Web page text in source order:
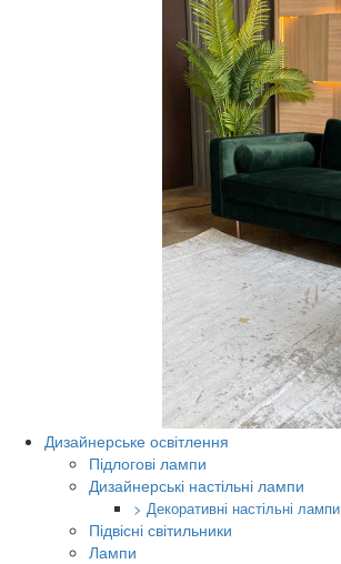
Дизайнерське освітлення
Підлогові лампи
Дизайнерські настільні лампи
> Декоративні настільні лампи
Підвісні світильники
Лампи